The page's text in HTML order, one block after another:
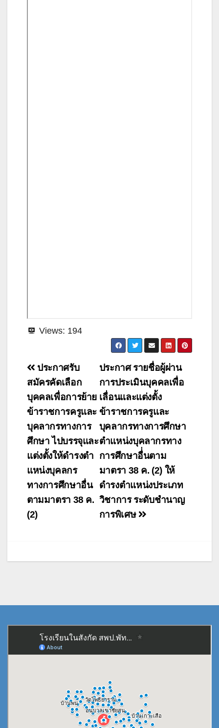
Views: 194
แนะแนว
เรื่อง
ประกาศ รายชื่อผู้ผ่าน
การประเมินบุคคลเพื่อ
เลื่อนและแต่งตั้ง
ข้าราชการครูและ
บุคลากรทางการศึกษา
ตำแหน่งบุคลากรทาง
การศึกษาอื่่นตาม
มาตรา 38 ค. (2) ให้
ดำรงตำแหน่งประเภท
วิชาการ ระดับชำนาญ
การพิเศษ
ประกาศรับ
สมัครคัดเลือก
บุคคลเพื่อการย้าย
ข้าราชการครูและ
บุคลากรทางการ
ศึกษา ไปบรรจุและ
แต่งตั้งให้ดำรงตำ
แหน่งบุคลกร
ทางการศึกษาอื่น
ตามมาตรา 38 ค.
(2)